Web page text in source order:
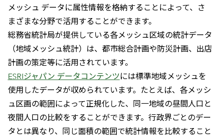
メッシュ データに属性情報を格納することによって、さ
まざまな分野で活用することができます。
総務省統計局が提供している各メッシュ区域の統計データ
（地域メッシュ統計）は、都市総合計画や防災計画、出店
計画の策定等に活用されています。
ESRIジャパン データコンテンツには標準地域メッシュを
使用したデータが収められています。たとえば、各メッシ
ュ区画の範囲によって正規化した、同一地域の昼間人口と
夜間人口の比較をすることができます。行政界ごとのデー
タとは異なり、同じ面積の範囲で統計情報を比較すること